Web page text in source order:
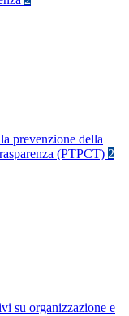
prevenzione della
(PTPCT) 2
su organizzazione e